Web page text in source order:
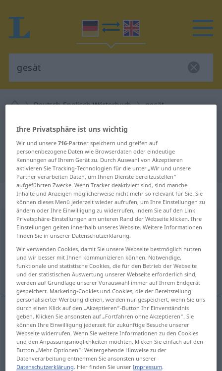
Deutsch-Englisch Wörterbuch gesät
Deutsch-Englisch Übersetzung für
"gesät"
"gesät" Englisch Übersetzung
„gesät“: Adjektiv
gesätadj
Übersicht aller Übersetzungen
(Für mehr Details die Übersetzung anklicken/antippen)
few and far between
Beispiele
dünngesät
fewandfar between
Ihre Privatsphäre ist uns wichtig
Wir und unsere716-Partner speichern und greifen auf
personenbezogene Daten wie Browserdaten oder eindeutige
Kennungen auf Ihrem Gerät zu. Durch Auswahl von Akzeptieren
aktivieren Sie Tracking-Technologien für die unter „Wir und unsere
Partner verarbeiten Daten, um Ihnen Dienste bereitzustellen“
aufgeführten Zwecke. Wenn Tracker deaktiviert sind, sind manche
Inhalte und Anzeigen möglicherweise nicht mehr so relevant für Sie. Sie
können dieses Menü jederzeit wieder aufrufen, um Ihre Einstellungen zu
ändern oder Ihre Einwilligung zu widerrufen, indem Sie auf den Link
Privatsphäre-Einstellungen am unteren Rand der Webseite klicken. Ihre
Einstellungen gelten innerhalb unseres Website. Weitere Informationen
finden Sie in unserer Datenschutzerklärung.
Wir verwenden Cookies, damit Sie unsere Webseite bestmöglich nutzen
und wir besser mit Ihnen kommunizieren können. Notwendige,
funktionale und statistische Cookies, die für den Betrieb der Webseite
und der statistischen Auswertung unserer Webseite erforderlich sind,
werden auf Grundlage unserer Vorauswahl immer auf Ihrem Endgerät
gespeichert. Marketing-Cookies und Cookies, die der Bereitstellung
personalisierter Werbung dienen, werden nur gespeichert, wenn Sie uns
durch einen Klick auf den „Akzeptieren“-Button Ihr Einverständnis
geben. Klicken Sie ansonsten auf „Fortfahren ohne Akzeptieren“. Sie
können Ihre Einwilligung jederzeit für zukünftige Besuche unserer
Webseite widerrufen. Wenn Sie weitere Informationen zu den Cookies
und den Anpassungsmöglichkeiten möchten, klicken Sie einfach auf den
Button „Mehr Optionen“. Weitergehende Hinweise zu der
Datenverarbeitung entnehmen Sie ansonsten unserer
Datenschutzerklärung. Hier finden Sie unserImpressum.